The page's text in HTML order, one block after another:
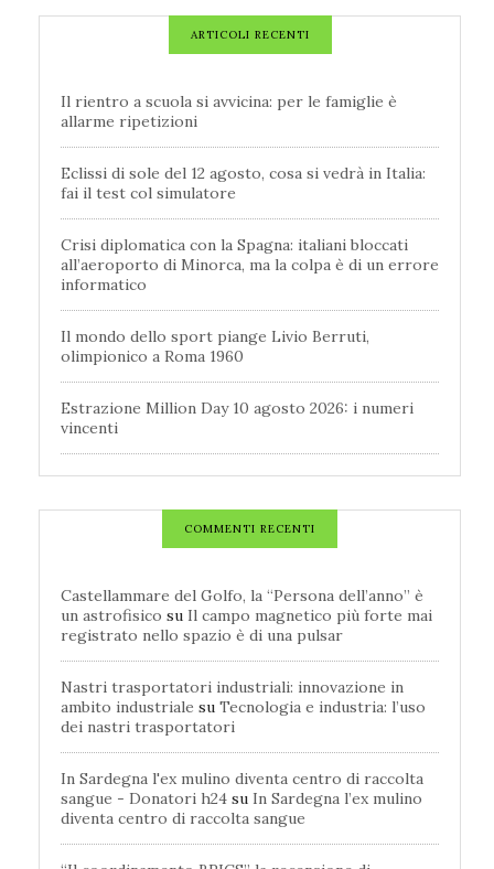
ARTICOLI RECENTI
Il rientro a scuola si avvicina: per le famiglie è
allarme ripetizioni
Eclissi di sole del 12 agosto, cosa si vedrà in Italia:
fai il test col simulatore
Crisi diplomatica con la Spagna: italiani bloccati
all’aeroporto di Minorca, ma la colpa è di un errore
informatico
Il mondo dello sport piange Livio Berruti,
olimpionico a Roma 1960
Estrazione Million Day 10 agosto 2026: i numeri
vincenti
COMMENTI RECENTI
Castellammare del Golfo, la “Persona dell’anno” è
un astrofisico su Il campo magnetico più forte mai
registrato nello spazio è di una pulsar
Nastri trasportatori industriali: innovazione in
ambito industriale su Tecnologia e industria: l’uso
dei nastri trasportatori
In Sardegna l'ex mulino diventa centro di raccolta
sangue - Donatori h24 su In Sardegna l’ex mulino
diventa centro di raccolta sangue